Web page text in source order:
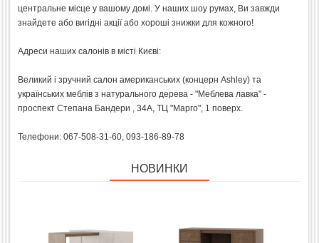
центральне місце у вашому домі. У наших шоу румах, Ви завжди
знайдете або вигідні акції або хороші знижки для кожного!
Адреси наших салонів в місті Києві:
Великий і зручний салон американських (концерн Ashley) та
українських меблів з натурального дерева - "Меблева лавка" -
проспект Степана Бандери , 34А, ТЦ "Марго", 1 поверх.
Телефони: 067-508-31-60, 093-186-89-78
НОВИНКИ